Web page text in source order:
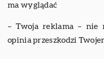
ma wyglądać
– Twoja reklama – nie
opinia przeszkodzi